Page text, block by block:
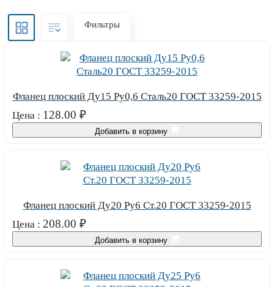
Фильтры
Фланец плоский Ду15 Ру0,6 Сталь20 ГОСТ 33259-2015
Цена : 128.00 ₽
Добавить в корзину
Фланец плоский Ду20 Ру6 Ст.20 ГОСТ 33259-2015
Цена : 208.00 ₽
Добавить в корзину